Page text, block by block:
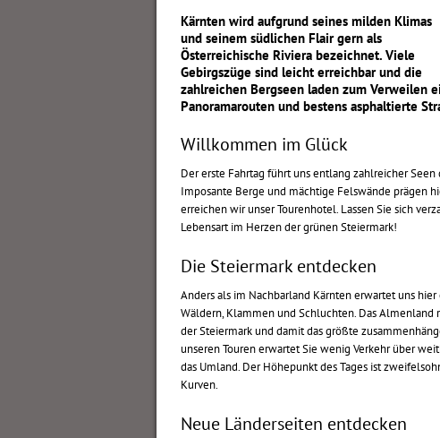
Kärnten wird aufgrund seines milden Klimas
und seinem südlichen Flair gern als
Österreichische Riviera bezeichnet. Viele
Gebirgszüge sind leicht erreichbar und die
zahlreichen Bergseen laden zum Verweilen
Panoramarouten und bestens asphaltierte
Willkommen im Glück
Der erste Fahrtag führt uns entlang zahlreicher
Imposante Berge und mächtige Felswände prägen
erreichen wir unser Tourenhotel. Lassen Sie sich
Lebensart im Herzen der grünen Steiermark!
Die Steiermark entdecken
Anders als im Nachbarland Kärnten erwartet uns
Wäldern, Klammen und Schluchten. Das
der Steiermark und damit das größte
unseren Touren erwartet Sie wenig Verkehr über
das Umland. Der Höhepunkt des Tages ist
Kurven.
Neue Länderseiten entdecken